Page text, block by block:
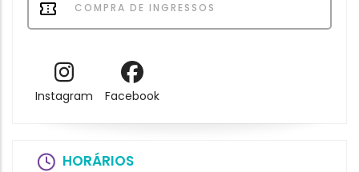
COMPRA DE INGRESSOS
Instagram Facebook
HORÁRIOS